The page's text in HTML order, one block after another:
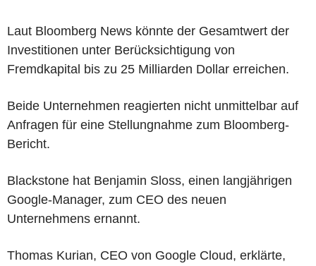
Laut Bloomberg News könnte der Gesamtwert der
Investitionen unter Berücksichtigung von
Fremdkapital bis zu 25 Milliarden Dollar erreichen.
Beide Unternehmen reagierten nicht unmittelbar auf
Anfragen für eine Stellungnahme zum Bloomberg-
Bericht.
Blackstone hat Benjamin Sloss, einen langjährigen
Google-Manager, zum CEO des neuen
Unternehmens ernannt.
Thomas Kurian, CEO von Google Cloud, erklärte,